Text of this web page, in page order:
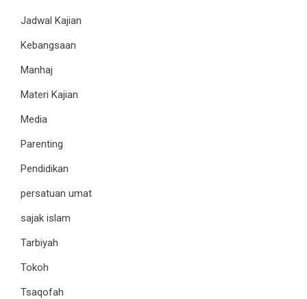
Jadwal Kajian
Kebangsaan
Manhaj
Materi Kajian
Media
Parenting
Pendidikan
persatuan umat
sajak islam
Tarbiyah
Tokoh
Tsaqofah